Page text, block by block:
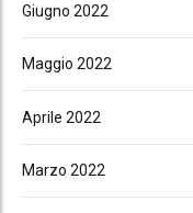
Giugno 2022
Maggio 2022
Aprile 2022
Marzo 2022